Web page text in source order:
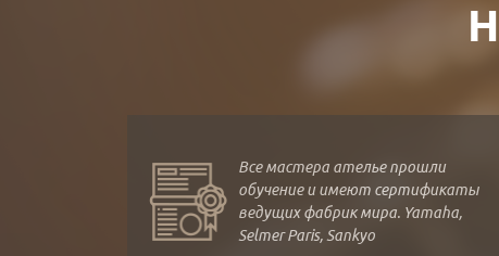
Все мастера ателье прошли
обучение и имеют сертификаты
ведущих фабрик мира. Yamaha,
Selmer Paris, Sankyo